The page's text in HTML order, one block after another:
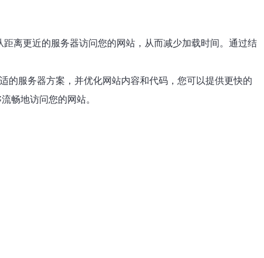
离更近的服务器访问您的网站，从而减少加载时间。通过结
的服务器方案，并优化网站内容和代码，您可以提供更快的
畅地访问您的网站。